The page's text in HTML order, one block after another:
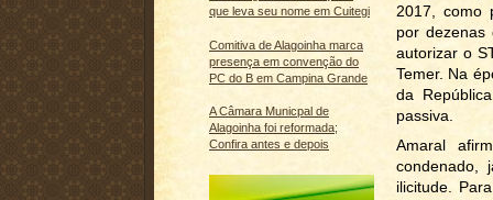
que leva seu nome em Cuitegi
Comitiva de Alagoinha marca
presença em convenção do
PC do B em Campina Grande
A Câmara Municpal de
Alagoinha foi reformada;
Confira antes e depois
2017, como
por dezenas
autorizar o
Temer. Na
da
passiva.
Amaral
condenado,
ilicitude.